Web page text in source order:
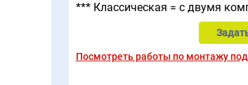
*** Классическая = с двумя
Посмотреть работы по монтажу